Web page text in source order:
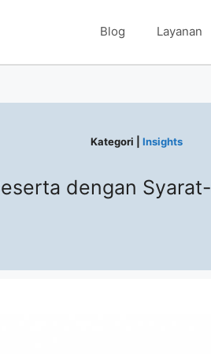
Blog Layanan
Kategori |Insights
dengan Syarat-